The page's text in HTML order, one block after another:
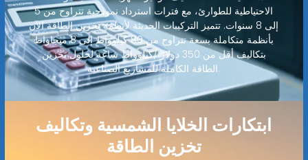
الاحتياطية للطوارئ، مع فترات استرداد نموذجية تتراوح من 5
إلى 8 سنوات. تتميز التركيبات الحديثة لأنظمة تخزين الطاقة الآن
بأنظمة متكاملة بسعة تتراوح من 80 كيلوواط إلى 8 ميجاواط
بتكاليف أقل من 350 دولارًا/كيلوواط ساعة لحلول تخزين
الطاقة الكاملة للمشاريع الصناعية.
ابتكارات الخلايا الشمسية وتكاليف
تخزين الطاقة